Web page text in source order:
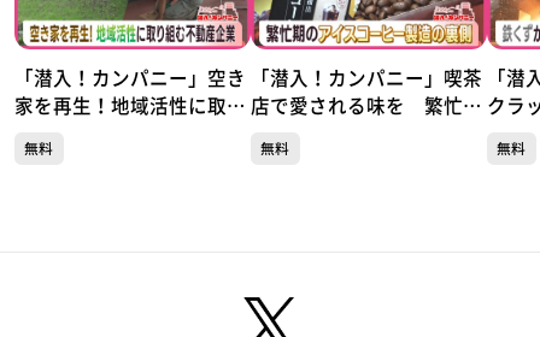
「潜入！カンパニー」空き
家を再生！地域活性に取り
無料
「潜入！カンパニー」喫茶
店で愛される味を 繁忙
現場 服部コーヒーフーズ
無料
「潜
クラ
は？
無料